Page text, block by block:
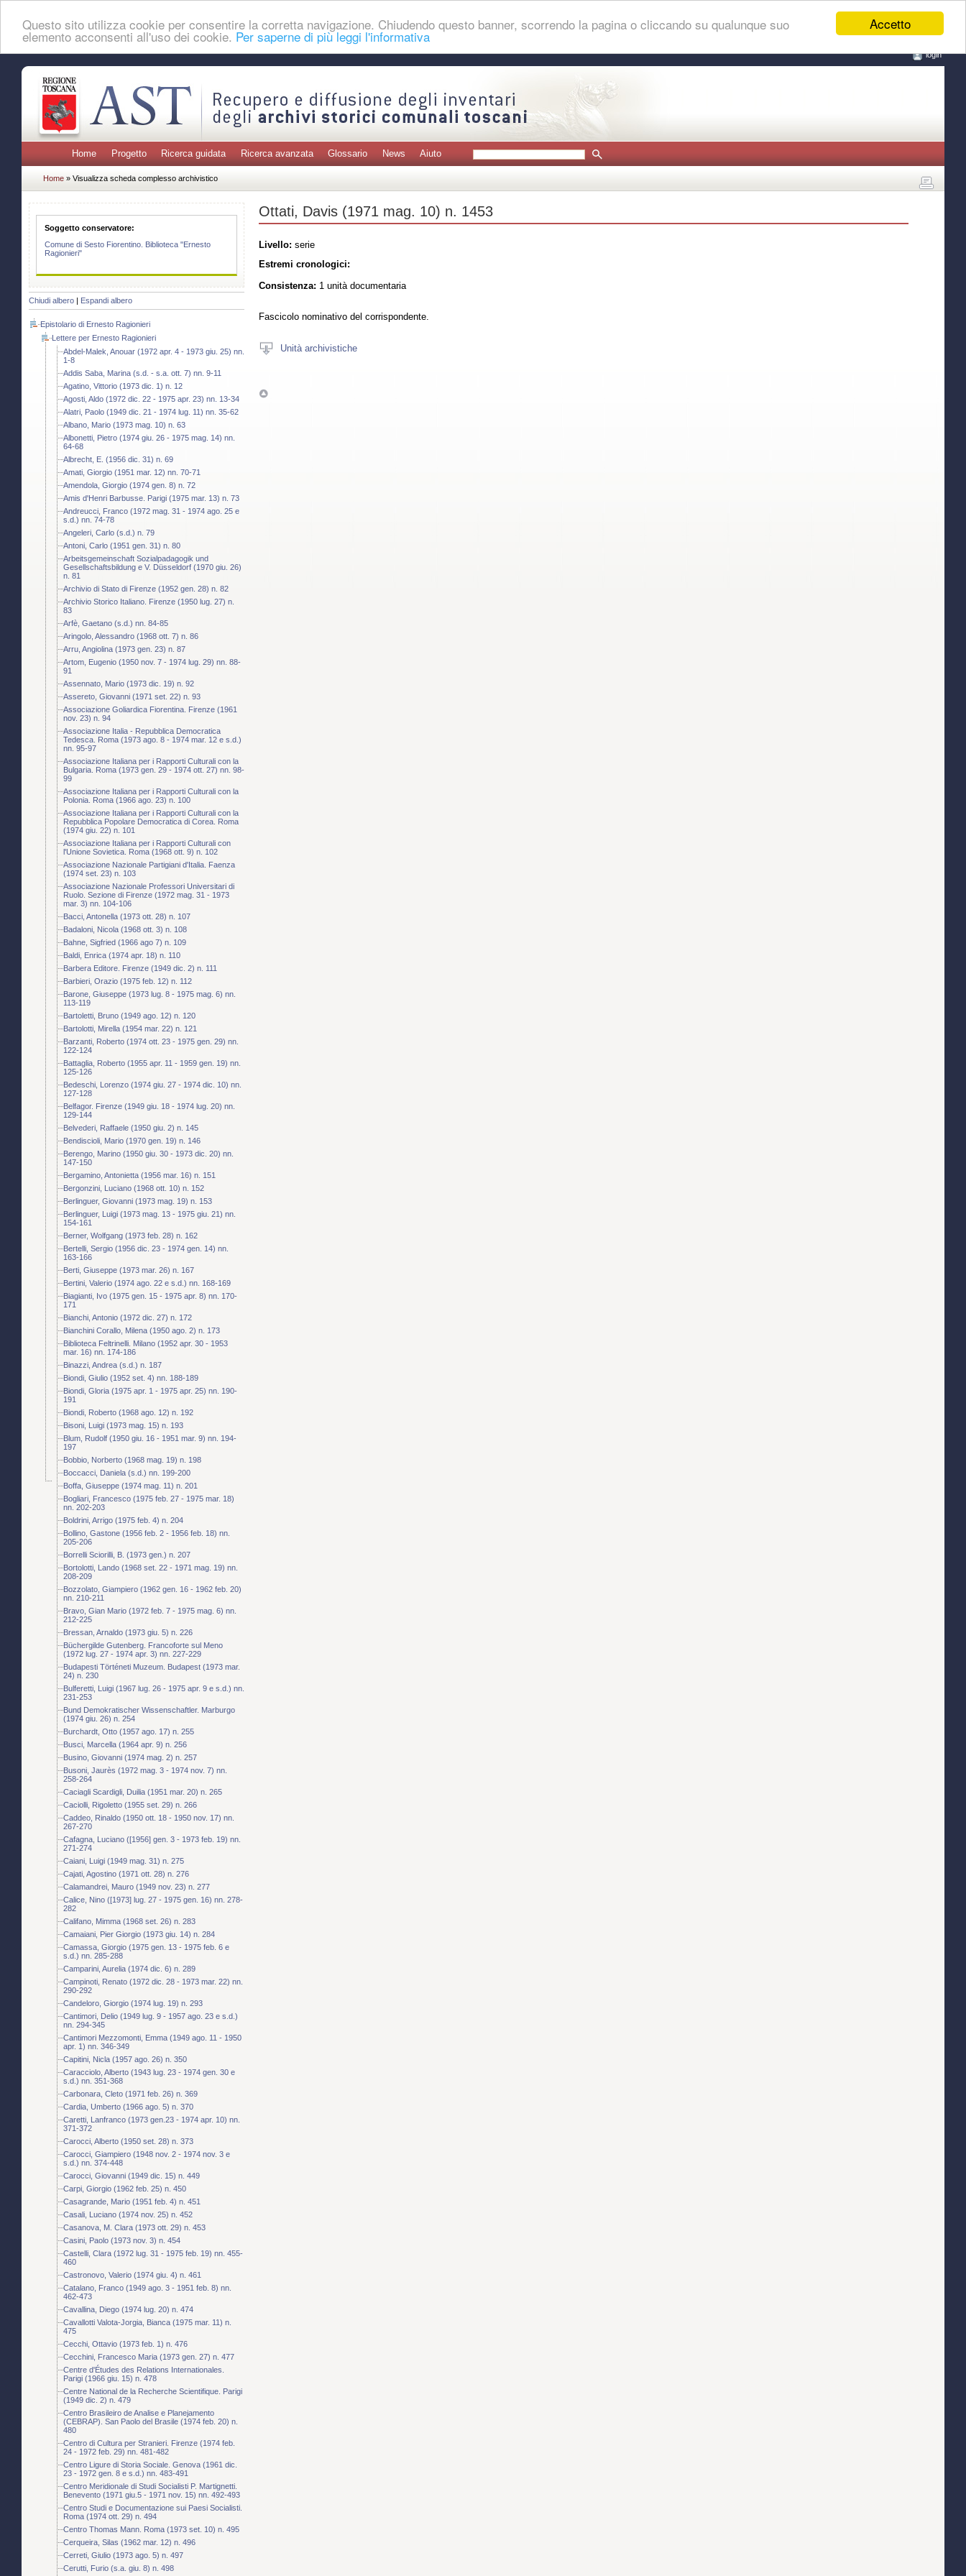
Accetto
Questo sito utilizza cookie per consentire la corretta navigazione. Chiudendo questo banner, scorrendo la pagina o cliccando su qualunque suo
elemento acconsenti all'uso dei cookie. Per saperne di più leggi l'informativa
login
Home Progetto Ricerca guidata Ricerca avanzata Glossario News Aiuto
Home » Visualizza scheda complesso archivistico
Soggetto conservatore:
Comune di Sesto Fiorentino. Biblioteca "Ernesto
Ragionieri"
Chiudi albero Espandi albero
Epistolario di Ernesto Ragionieri
Lettere per Ernesto Ragionieri
Abdel-Malek, Anouar (1972 apr. 4 - 1973 giu. 25) nn.
1-8
Addis Saba, Marina (s.d. - s.a. ott. 7) nn. 9-11
Agatino, Vittorio (1973 dic. 1) n. 12
Agosti, Aldo (1972 dic. 22 - 1975 apr. 23) nn. 13-34
Alatri, Paolo (1949 dic. 21 - 1974 lug. 11) nn. 35-62
Albano, Mario (1973 mag. 10) n. 63
Albonetti, Pietro (1974 giu. 26 - 1975 mag. 14) nn.
64-68
Albrecht, E. (1956 dic. 31) n. 69
Amati, Giorgio (1951 mar. 12) nn. 70-71
Amendola, Giorgio (1974 gen. 8) n. 72
Amis d'Henri Barbusse. Parigi (1975 mar. 13) n. 73
Andreucci, Franco (1972 mag. 31 - 1974 ago. 25 e
s.d.) nn. 74-78
Angeleri, Carlo (s.d.) n. 79
Antoni, Carlo (1951 gen. 31) n. 80
Arbeitsgemeinschaft Sozialpadagogik und
Gesellschaftsbildung e V. Düsseldorf (1970 giu. 26)
n. 81
Archivio di Stato di Firenze (1952 gen. 28) n. 82
Archivio Storico Italiano. Firenze (1950 lug. 27) n.
83
Arfè, Gaetano (s.d.) nn. 84-85
Aringolo, Alessandro (1968 ott. 7) n. 86
Arru, Angiolina (1973 gen. 23) n. 87
Artom, Eugenio (1950 nov. 7 - 1974 lug. 29) nn. 88-
91
Assennato, Mario (1973 dic. 19) n. 92
Assereto, Giovanni (1971 set. 22) n. 93
Associazione Goliardica Fiorentina. Firenze (1961
nov. 23) n. 94
Associazione Italia - Repubblica Democratica
Tedesca. Roma (1973 ago. 8 - 1974 mar. 12 e s.d.)
nn. 95-97
Associazione Italiana per i Rapporti Culturali con la
Bulgaria. Roma (1973 gen. 29 - 1974 ott. 27) nn. 98-
99
Associazione Italiana per i Rapporti Culturali con la
Polonia. Roma (1966 ago. 23) n. 100
Associazione Italiana per i Rapporti Culturali con la
Repubblica Popolare Democratica di Corea. Roma
(1974 giu. 22) n. 101
Associazione Italiana per i Rapporti Culturali con
l'Unione Sovietica. Roma (1968 ott. 9) n. 102
Associazione Nazionale Partigiani d'Italia. Faenza
(1974 set. 23) n. 103
Associazione Nazionale Professori Universitari di
Ruolo. Sezione di Firenze (1972 mag. 31 - 1973
mar. 3) nn. 104-106
Bacci, Antonella (1973 ott. 28) n. 107
Badaloni, Nicola (1968 ott. 3) n. 108
Bahne, Sigfried (1966 ago 7) n. 109
Baldi, Enrica (1974 apr. 18) n. 110
Barbera Editore. Firenze (1949 dic. 2) n. 111
Barbieri, Orazio (1975 feb. 12) n. 112
Barone, Giuseppe (1973 lug. 8 - 1975 mag. 6) nn.
113-119
Bartoletti, Bruno (1949 ago. 12) n. 120
Bartolotti, Mirella (1954 mar. 22) n. 121
Barzanti, Roberto (1974 ott. 23 - 1975 gen. 29) nn.
122-124
Battaglia, Roberto (1955 apr. 11 - 1959 gen. 19) nn.
125-126
Bedeschi, Lorenzo (1974 giu. 27 - 1974 dic. 10) nn.
127-128
Belfagor. Firenze (1949 giu. 18 - 1974 lug. 20) nn.
129-144
Belvederi, Raffaele (1950 giu. 2) n. 145
Bendiscioli, Mario (1970 gen. 19) n. 146
Berengo, Marino (1950 giu. 30 - 1973 dic. 20) nn.
147-150
Bergamino, Antonietta (1956 mar. 16) n. 151
Bergonzini, Luciano (1968 ott. 10) n. 152
Berlinguer, Giovanni (1973 mag. 19) n. 153
Berlinguer, Luigi (1973 mag. 13 - 1975 giu. 21) nn.
154-161
Berner, Wolfgang (1973 feb. 28) n. 162
Bertelli, Sergio (1956 dic. 23 - 1974 gen. 14) nn.
163-166
Berti, Giuseppe (1973 mar. 26) n. 167
Bertini, Valerio (1974 ago. 22 e s.d.) nn. 168-169
Biagianti, Ivo (1975 gen. 15 - 1975 apr. 8) nn. 170-
171
Bianchi, Antonio (1972 dic. 27) n. 172
Bianchini Corallo, Milena (1950 ago. 2) n. 173
Biblioteca Feltrinelli. Milano (1952 apr. 30 - 1953
mar. 16) nn. 174-186
Binazzi, Andrea (s.d.) n. 187
Biondi, Giulio (1952 set. 4) nn. 188-189
Biondi, Gloria (1975 apr. 1 - 1975 apr. 25) nn. 190-
191
Biondi, Roberto (1968 ago. 12) n. 192
Bisoni, Luigi (1973 mag. 15) n. 193
Blum, Rudolf (1950 giu. 16 - 1951 mar. 9) nn. 194-
197
Bobbio, Norberto (1968 mag. 19) n. 198
Boccacci, Daniela (s.d.) nn. 199-200
Boffa, Giuseppe (1974 mag. 11) n. 201
Bogliari, Francesco (1975 feb. 27 - 1975 mar. 18)
nn. 202-203
Boldrini, Arrigo (1975 feb. 4) n. 204
Bollino, Gastone (1956 feb. 2 - 1956 feb. 18) nn.
205-206
Borrelli Sciorilli, B. (1973 gen.) n. 207
Bortolotti, Lando (1968 set. 22 - 1971 mag. 19) nn.
208-209
Bozzolato, Giampiero (1962 gen. 16 - 1962 feb. 20)
nn. 210-211
Bravo, Gian Mario (1972 feb. 7 - 1975 mag. 6) nn.
212-225
Bressan, Arnaldo (1973 giu. 5) n. 226
Büchergilde Gutenberg. Francoforte sul Meno
(1972 lug. 27 - 1974 apr. 3) nn. 227-229
Budapesti Történeti Muzeum. Budapest (1973 mar.
24) n. 230
Bulferetti, Luigi (1967 lug. 26 - 1975 apr. 9 e s.d.) nn.
231-253
Bund Demokratischer Wissenschaftler. Marburgo
(1974 giu. 26) n. 254
Burchardt, Otto (1957 ago. 17) n. 255
Busci, Marcella (1964 apr. 9) n. 256
Busino, Giovanni (1974 mag. 2) n. 257
Busoni, Jaurès (1972 mag. 3 - 1974 nov. 7) nn.
258-264
Caciagli Scardigli, Duilia (1951 mar. 20) n. 265
Caciolli, Rigoletto (1955 set. 29) n. 266
Caddeo, Rinaldo (1950 ott. 18 - 1950 nov. 17) nn.
267-270
Cafagna, Luciano ([1956] gen. 3 - 1973 feb. 19) nn.
271-274
Caiani, Luigi (1949 mag. 31) n. 275
Cajati, Agostino (1971 ott. 28) n. 276
Calamandrei, Mauro (1949 nov. 23) n. 277
Calice, Nino ([1973] lug. 27 - 1975 gen. 16) nn. 278-
282
Califano, Mimma (1968 set. 26) n. 283
Camaiani, Pier Giorgio (1973 giu. 14) n. 284
Camassa, Giorgio (1975 gen. 13 - 1975 feb. 6 e
s.d.) nn. 285-288
Camparini, Aurelia (1974 dic. 6) n. 289
Campinoti, Renato (1972 dic. 28 - 1973 mar. 22) nn.
290-292
Candeloro, Giorgio (1974 lug. 19) n. 293
Cantimori, Delio (1949 lug. 9 - 1957 ago. 23 e s.d.)
nn. 294-345
Cantimori Mezzomonti, Emma (1949 ago. 11 - 1950
apr. 1) nn. 346-349
Capitini, Nicla (1957 ago. 26) n. 350
Caracciolo, Alberto (1943 lug. 23 - 1974 gen. 30 e
s.d.) nn. 351-368
Carbonara, Cleto (1971 feb. 26) n. 369
Cardia, Umberto (1966 ago. 5) n. 370
Caretti, Lanfranco (1973 gen.23 - 1974 apr. 10) nn.
371-372
Carocci, Alberto (1950 set. 28) n. 373
Carocci, Giampiero (1948 nov. 2 - 1974 nov. 3 e
s.d.) nn. 374-448
Carocci, Giovanni (1949 dic. 15) n. 449
Carpi, Giorgio (1962 feb. 25) n. 450
Casagrande, Mario (1951 feb. 4) n. 451
Casali, Luciano (1974 nov. 25) n. 452
Casanova, M. Clara (1973 ott. 29) n. 453
Casini, Paolo (1973 nov. 3) n. 454
Castelli, Clara (1972 lug. 31 - 1975 feb. 19) nn. 455-
460
Castronovo, Valerio (1974 giu. 4) n. 461
Catalano, Franco (1949 ago. 3 - 1951 feb. 8) nn.
462-473
Cavallina, Diego (1974 lug. 20) n. 474
Cavallotti Valota-Jorgia, Bianca (1975 mar. 11) n.
475
Cecchi, Ottavio (1973 feb. 1) n. 476
Cecchini, Francesco Maria (1973 gen. 27) n. 477
Centre d'Études des Relations Internationales.
Parigi (1966 giu. 15) n. 478
Centre National de la Recherche Scientifique. Parigi
(1949 dic. 2) n. 479
Centro Brasileiro de Analise e Planejamento
(CEBRAP). San Paolo del Brasile (1974 feb. 20) n.
480
Centro di Cultura per Stranieri. Firenze (1974 feb.
24 - 1972 feb. 29) nn. 481-482
Centro Ligure di Storia Sociale. Genova (1961 dic.
23 - 1972 gen. 8 e s.d.) nn. 483-491
Centro Meridionale di Studi Socialisti P. Martignetti.
Benevento (1971 giu.5 - 1971 nov. 15) nn. 492-493
Centro Studi e Documentazione sui Paesi Socialisti.
Roma (1974 ott. 29) n. 494
Centro Thomas Mann. Roma (1973 set. 10) n. 495
Cerqueira, Silas (1962 mar. 12) n. 496
Cerreti, Giulio (1973 ago. 5) n. 497
Cerutti, Furio (s.a. giu. 8) n. 498
Ottati, Davis (1971 mag. 10) n. 1453
Livello: serie
Estremi cronologici:
Consistenza: 1 unità documentaria
Fascicolo nominativo del corrispondente.
Unità archivistiche